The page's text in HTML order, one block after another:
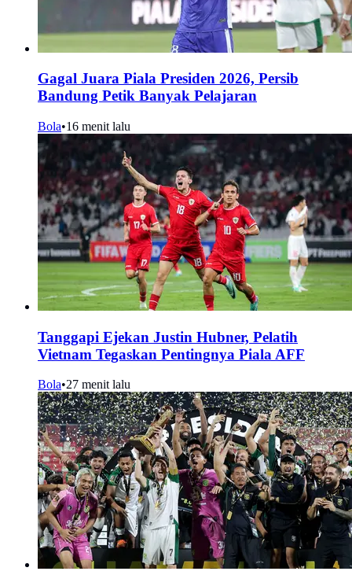
Gagal Juara Piala Presiden 2026, Persib
Bandung Petik Banyak Pelajaran
Bola•16 menit lalu
Tanggapi Ejekan Justin Hubner, Pelatih
Vietnam Tegaskan Pentingnya Piala AFF
Bola•27 menit lalu